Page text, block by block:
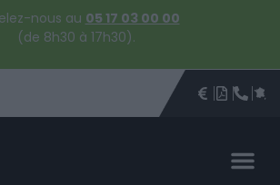
nous au 05 17 03 00 00
(de 8h30 à 17h30).
DEVISÊTRE